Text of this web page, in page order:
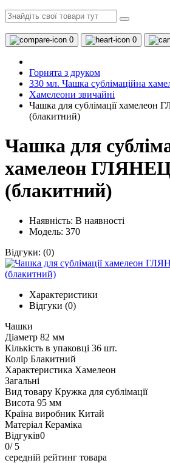
0 0
Горнята з друком
330 мл. Чашка сублімаційна
Хамелеони звичайні
Чашка для сублімації
(блакитний)
Чашка для
хамелеон
(блакитний)
Наявність: В наявності
Модель: 370
Відгуки: (0)
Характеристики
Відгуки (0)
Чашки
Діаметр 82 мм
Кількість в упаковці 36 шт.
Колір Блакитний
Характеристика Хамелеон
Загальні
Вид товару Кружка для сублімації
Висота 95 мм
Країна виробник Китай
Матеріал Кераміка
Відгуків0
0/ 5
середній рейтинг товара